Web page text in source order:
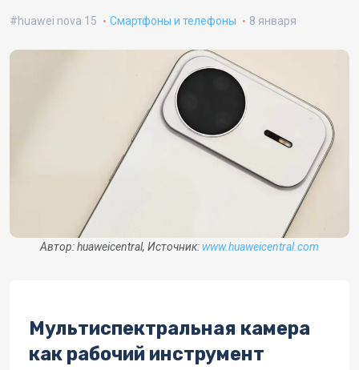
huawei nova 15 Смартфоны и телефоны 8 января
Автор: huaweicentral, Источник: www.huaweicentral.com
Мультиспектральная камера
как рабочий инструмент